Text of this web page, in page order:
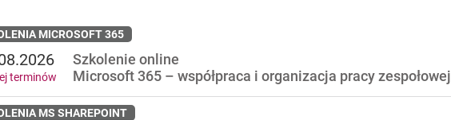
MICROSOFT 365
Szkolenie online
Microsoft 365 – współpraca i organizacja pracy zespołowej
terminów
MS SHAREPOINT